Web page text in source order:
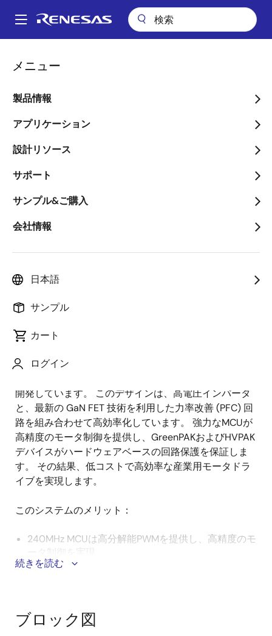
ン
Main
メニュー
製品情報
アプリケーション
設計リソース
サポート
サンプル&ご購入
会社情報
日本語
サンプル
カート
ログイン
パ
ン
く
ず
1.2kW高電圧GaN FET搭載インバータ
1.2kW高電圧GaN FET搭載
インバータ
ページセクションへ移動：
概要
要
説
小型で効率的な高電圧インバータが要求されることが
開発しています。 このデザインは、高電圧インバータ
と、最新の GaN FET 技術を利用した力率改善 (PFC) 回
路を組み合わせて高効率化しています。 強力なMCUが
高精度のモータ制御を提供し、GreenPAKおよびHVPAK
デバイスがハードウェアベースの回路保護を保証しま
す。 その結果、低コストで高効率な産業用モータドラ
イブを実現します。
このシステムのメリット：
240MHz MCUは高分解能PWMを提供し、高精度のモ
ータ制御を実現
GaN FETで高効率の力率改善(PFC)と3相インバータ
HVPAKは過電圧保護と高電圧放電を保証します
続きを読む
ブロック図